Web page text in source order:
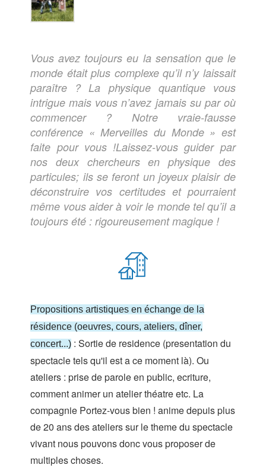
Vous avez toujours eu la sensation que le
monde était plus complexe qu’il n’y laissait
paraître ? La physique quantique vous
intrigue mais vous n’avez jamais su par où
commencer ? Notre vraie-fausse
conférence « Merveilles du Monde » est
faite pour vous !Laissez-vous guider par
nos deux chercheurs en physique des
particules; ils se feront un joyeux plaisir de
déconstruire vos certitudes et pourraient
même vous aider à voir le monde tel qu’il a
toujours été : rigoureusement magique !
Propositions artistiques en échange de la
résidence (oeuvres, cours, ateliers, dîner,
concert...) : Sortie de residence (presentation du
spectacle tels qu'il est a ce moment là). Ou
ateliers : prise de parole en public, ecriture,
comment animer un atelier théatre etc. La
compagnie Portez-vous bien ! anime depuis plus
de 20 ans des ateliers sur le theme du spectacle
vivant nous pouvons donc vous proposer de
multiples choses.